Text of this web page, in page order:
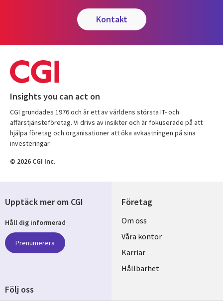
kontakt
Insights you can act on
CGI grundades 1976 och är ett av världens största IT- och
affärstjänsteföretag. Vi drivs av insikter och är fokuserade på att
hjälpa företag och organisationer att öka avkastningen på sina
investeringar.
© 2026 CGI Inc.
Företag
Useful
links
SWEDEN
Om oss
Våra kontor
Karriär
Hållbarhet
Upptäck mer om CGI
Håll dig informerad
Prenumerera
Följ oss